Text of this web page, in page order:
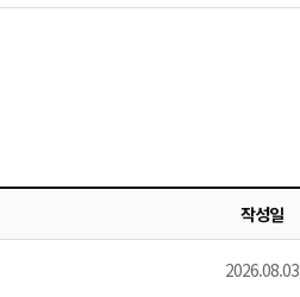
작성일
2026.08.03